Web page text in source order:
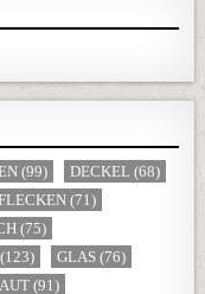
(99) DECKEL (68)
(71)
(75)
(123) GLAS (76)
(91)